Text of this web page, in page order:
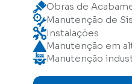
Obras de
Manutenção de
Instalações
Manutenção em
Manutenção